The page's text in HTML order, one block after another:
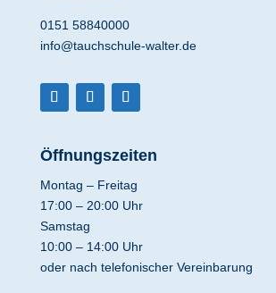
0151 58840000
info@tauchschule-walter.de
Öffnungszeiten
Montag – Freitag
17:00 – 20:00 Uhr
Samstag
10:00 – 14:00 Uhr
oder nach telefonischer Vereinbarung